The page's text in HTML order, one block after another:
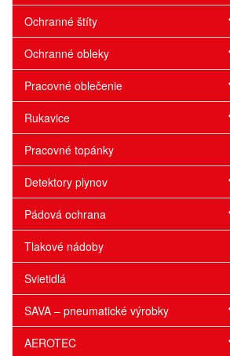
Ochranné štíty
Ochranné obleky
Pracovné oblečenie
Rukavice
Pracovné topánky
Detektory plynov
Pádová ochrana
Tlakové nádoby
Svietidlá
SAVA – pneumatické výrobky
AEROTEC